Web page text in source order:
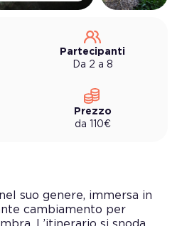
Partecipanti
Da 2 a 8
Prezzo
da 110€
suo genere, immersa in
cambiamento per
L’itinerario si snoda